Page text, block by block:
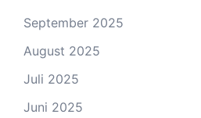
September 2025
August 2025
Juli 2025
Juni 2025